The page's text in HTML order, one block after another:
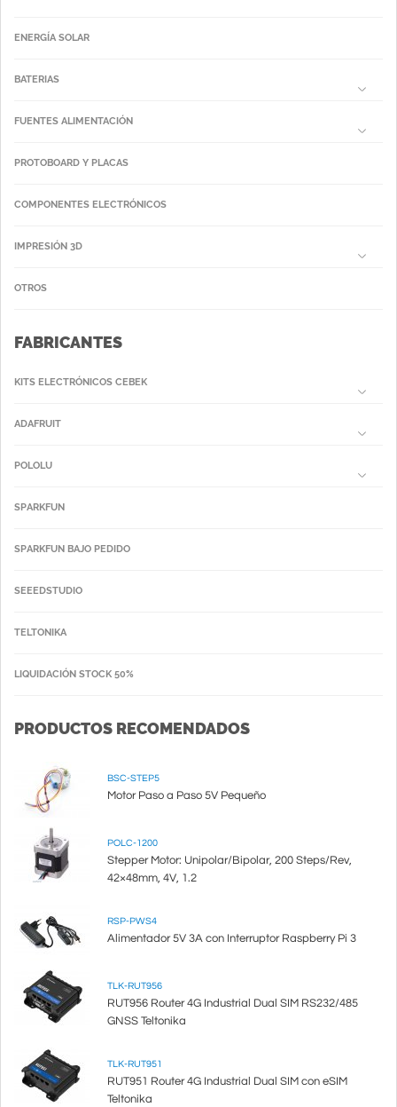
ENERGÍA SOLAR
BATERIAS
FUENTES ALIMENTACIÓN
PROTOBOARD Y PLACAS
COMPONENTES ELECTRÓNICOS
IMPRESIÓN 3D
OTROS
FABRICANTES
KITS ELECTRÓNICOS CEBEK
ADAFRUIT
POLOLU
SPARKFUN
SPARKFUN BAJO PEDIDO
SEEEDSTUDIO
TELTONIKA
LIQUIDACIÓN STOCK 50%
PRODUCTOS RECOMENDADOS
BSC-STEP5
Motor Paso a Paso 5V Pequeño
POLC-1200
Stepper Motor: Unipolar/Bipolar, 200 Steps/Rev,
42×48mm, 4V, 1.2
RSP-PWS4
Alimentador 5V 3A con Interruptor Raspberry Pi 3
TLK-RUT956
RUT956 Router 4G Industrial Dual SIM RS232/485
GNSS Teltonika
TLK-RUT951
RUT951 Router 4G Industrial Dual SIM con eSIM
Teltonika